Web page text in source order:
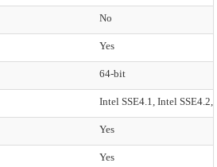
No
Yes
64-bit
Intel SSE4.1, Intel
Yes
Yes